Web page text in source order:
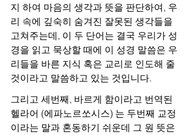
지 하여 마음의 생각과 뜻을 판단하여, 우
리 속에 깊숙히 숨겨진 잘못된 생각들을
고쳐주는데, 이 두 단어는 결국 우리가 성
경을 읽고 묵상할 때에 이 성경 말씀은 우
리들을 바른 지식 혹은 교리로 인도해 줄
것이라고 말씀하고 있는 것입니다.
그리고 세번째, 바르게 함이라고 번역된
헬라어 (에파노르쏘시스) 는 두번째 교정
이라는 말과 혼동하기 쉬운데 그 원 뜻은